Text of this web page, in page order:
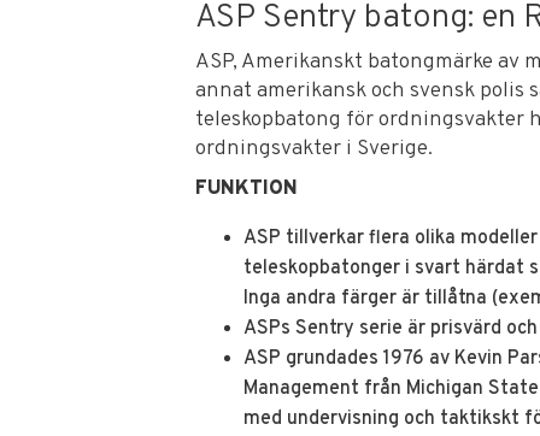
ASP Sentry batong: en
ASP, Amerikanskt batongmärke av
annat amerikansk och svensk polis
teleskopbatong för ordningsvakter
ordningsvakter i Sverige.
FUNKTION
ASP tillverkar flera olika
teleskopbatonger i svart härdat
Inga andra färger är tillåtna
ASPs Sentry serie är prisvärd
ASP grundades 1976 av Kevin
Management från Michigan
med undervisning och taktikskt